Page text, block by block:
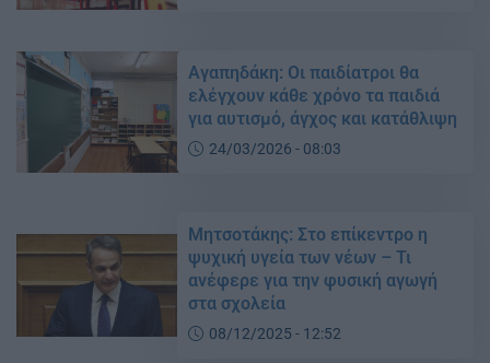
Αγαπηδάκη: Οι παιδίατροι θα
ελέγχουν κάθε χρόνο τα παιδιά
για αυτισμό, άγχος και κατάθλιψη
24/03/2026 - 08:03
Μητσοτάκης: Στο επίκεντρο η
ψυχική υγεία των νέων – Τι
ανέφερε για την φυσική αγωγή
στα σχολεία
08/12/2025 - 12:52